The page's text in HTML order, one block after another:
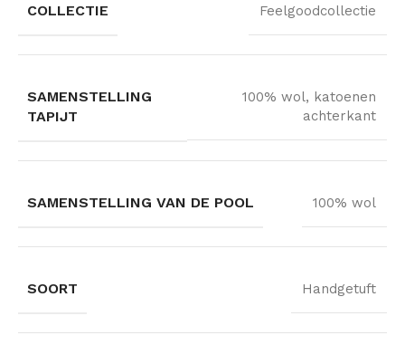
COLLECTIE Feelgoodcollectie
SAMENSTELLING
TAPIJT
100% wol, katoenen
achterkant
SAMENSTELLING VAN DE POOL 100% wol
SOORT Handgetuft